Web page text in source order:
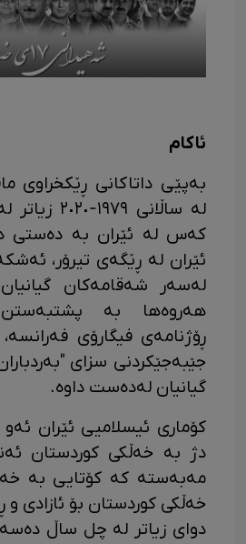
ئاکام
بەپێی داتاکانی ڕێکخراوی
کەس لە ئێران بە دەستی
ئێران لە ڕێگەی تیرۆر،
لەسەر شەقامەکان
هەروەها بە پشتبەستن
جێبەجێکردنی سزای
گیانیان لەدەست داوە.
کۆماری ئیسلامیی ئێران ئەو
دژ بە خەڵکی کوردستان
مەبەستە کە کۆتایی بە
خەڵکی کوردستان بۆ ئازادی و
دوای زیاتر لە چل ساڵ